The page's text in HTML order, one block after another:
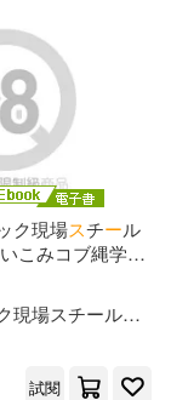
ク現場スチール
こみコブ縄学園
教ア
(電子書)
現場スチール写真集
試閱